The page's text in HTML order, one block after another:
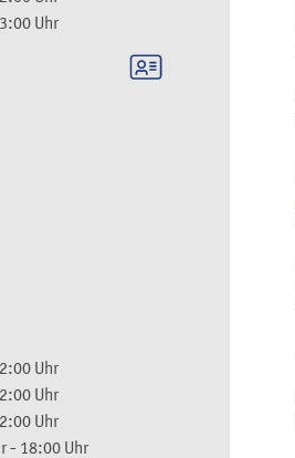
Uhr
Uhr
Uhr
Uhr
- 18:00 Uhr